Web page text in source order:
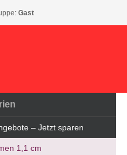
Gast
– Jetzt sparen
1,1 cm